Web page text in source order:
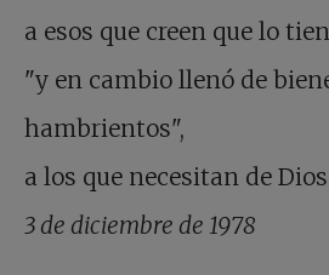
a esos que creen que lo
"y en cambio llenó de
hambrientos",
a los que necesitan de
3 de diciembre de 1978